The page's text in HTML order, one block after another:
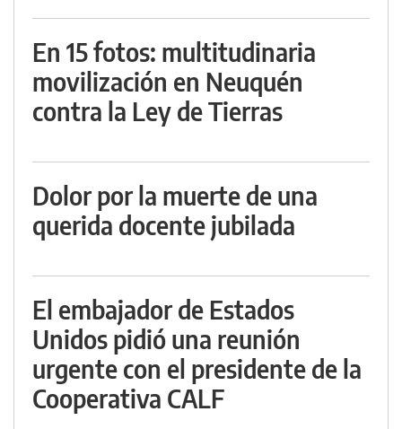
En 15 fotos: multitudinaria
movilización en Neuquén
contra la Ley de Tierras
Dolor por la muerte de una
querida docente jubilada
El embajador de Estados
Unidos pidió una reunión
urgente con el presidente de la
Cooperativa CALF